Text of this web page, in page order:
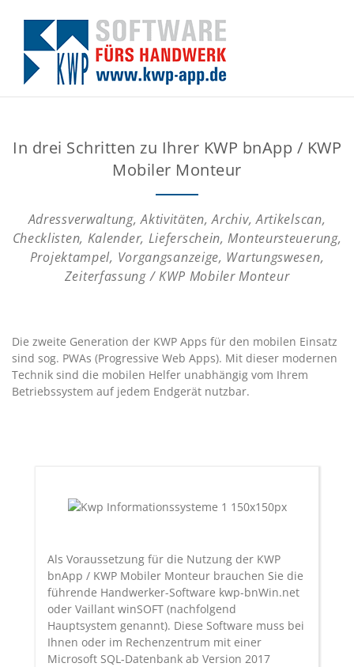
Inhalt
springen
In drei Schritten zu Ihrer KWP bnApp / KWP
Mobiler Monteur
Adressverwaltung, Aktivitäten, Archiv, Artikelscan,
Checklisten, Kalender, Lieferschein, Monteursteuerung,
Projektampel, Vorgangsanzeige, Wartungswesen,
Zeiterfassung / KWP Mobiler Monteur
Die zweite Generation der KWP Apps für den mobilen Einsatz
sind sog. PWAs (Progressive Web Apps). Mit dieser modernen
Technik sind die mobilen Helfer unabhängig vom Ihrem
Betriebssystem auf jedem Endgerät nutzbar.
Als Voraussetzung für die Nutzung der KWP
bnApp / KWP Mobiler Monteur brauchen Sie die
führende Handwerker-Software kwp-bnWin.net
oder Vaillant winSOFT (nachfolgend
Hauptsystem genannt). Diese Software muss bei
Ihnen oder im Rechenzentrum mit einer
Microsoft SQL-Datenbank ab Version 2017